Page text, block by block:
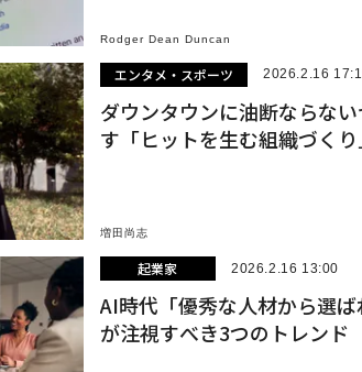
Rodger Dean Duncan
エンタメ・スポーツ 2026.2.16
ダウンタウンに油断ならな
す「ヒットを生む組織づく
増田尚志
起業家 2026.2.16 13:00
AI時代「優秀な人材から選
が注視すべき3つのトレンド